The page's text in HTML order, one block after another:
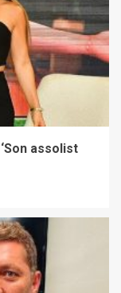
assolist